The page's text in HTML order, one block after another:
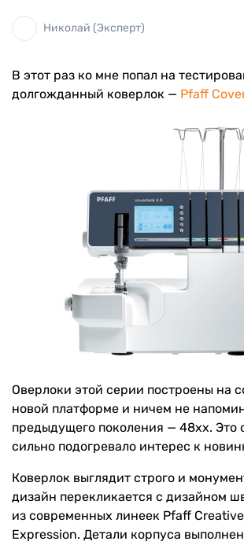
Николай (Эксперт)
В этот раз ко мне попал на
долгожданный коверлок — Pfaff
Оверлоки этой серии построены на
новой платформе и ничем не
предыдущего поколения — 48xx. Это
сильно подогревало интерес к
Коверлок выглядит строго и
дизайн перекликается с дизайном
из современных линеек Pfaff
Expression. Детали корпуса